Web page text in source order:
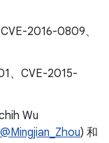
2016-0809、
、CVE-2015-
Wu
@Mingjian_Zhou) 和